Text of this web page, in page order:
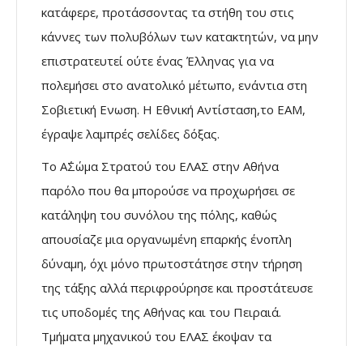
κατάφερε, προτάσσοντας τα στήθη του στις
κάννες των πολυβόλων των κατακτητών, να μην
επιστρατευτεί ούτε ένας Έλληνας για να
πολεμήσει στο ανατολικό μέτωπο, ενάντια στη
Σοβιετική Ενωση. Η Εθνική Αντίσταση,το ΕΑΜ,
έγραψε λαμπρές σελίδες δόξας.
Το Α΄Σώμα Στρατού του ΕΛΑΣ στην Αθήνα
παρόλο που θα μπορούσε να προχωρήσει σε
κατάληψη του συνόλου της πόλης, καθώς
απουσίαζε μια οργανωμένη επαρκής ένοπλη
δύναμη, όχι μόνο πρωτοστάτησε στην τήρηση
της τάξης αλλά περιφρούρησε και προστάτευσε
τις υποδομές της Αθήνας και του Πειραιά.
Τμήματα μηχανικού του ΕΛΑΣ έκοψαν τα